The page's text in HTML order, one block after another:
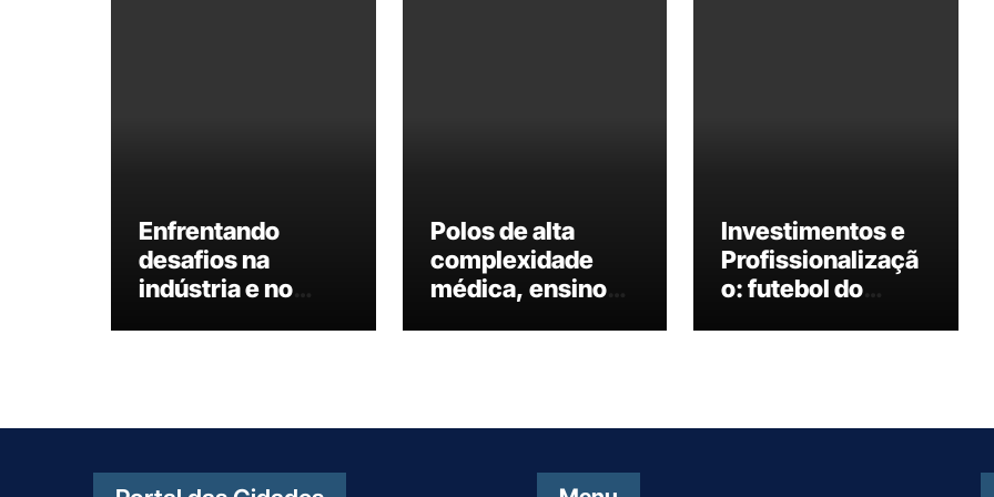
Enfrentando
desafios na
indústria e no
estado
Polos de alta
complexidade
médica, ensino
te: interior
destaque na área
Investimentos e
Profissionalizaçã
o: futebol do